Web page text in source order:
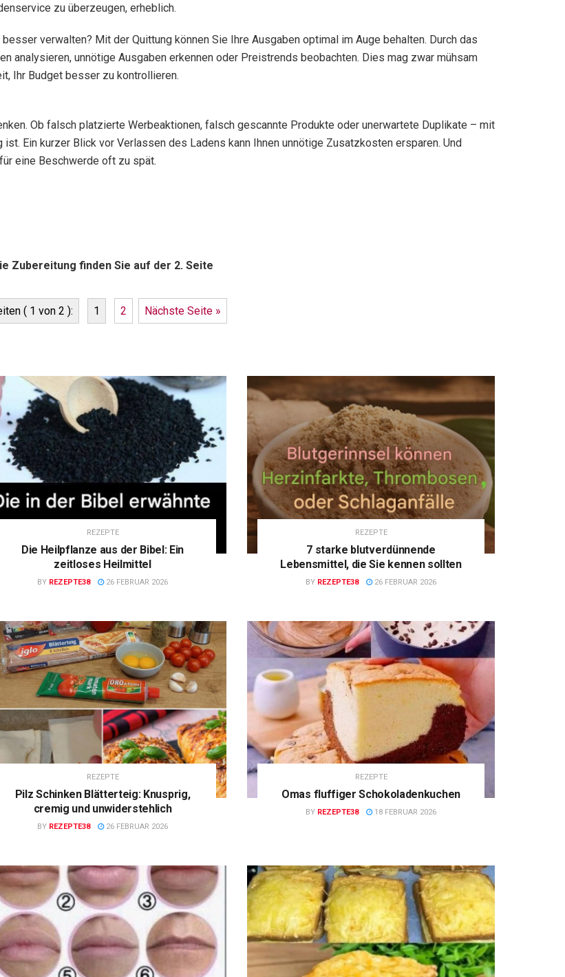
zu überzeugen, erheblich.
verwalten? Mit der Quittung können Sie Ihre Ausgaben optimal im Auge behalten. Durch das
analysieren, unnötige Ausgaben erkennen oder Preistrends beobachten. Dies mag zwar mühsam
Ihr Budget besser zu kontrollieren.
Ob falsch platzierte Werbeaktionen, falsch gescannte Produkte oder unerwartete Duplikate – mit
Ein kurzer Blick vor Verlassen des Ladens kann Ihnen unnötige Zusatzkosten ersparen. Und
eine Beschwerde oft zu spät.
Zubereitung finden Sie auf der 2. Seite
( 1 von 2 ): 1 2 Nächste Seite »
REZEPTE
Die Heilpflanze aus der Bibel: Ein
zeitloses Heilmittel
BY REZEPTE38 26 FEBRUAR 2026
REZEPTE
7 starke blutverdünnende
Lebensmittel, die Sie kennen sollten
BY REZEPTE38 26 FEBRUAR 2026
REZEPTE
Pilz Schinken Blätterteig: Knusprig,
cremig und unwiderstehlich
BY REZEPTE38 26 FEBRUAR 2026
REZEPTE
Omas fluffiger Schokoladenkuchen
BY REZEPTE38 18 FEBRUAR 2026